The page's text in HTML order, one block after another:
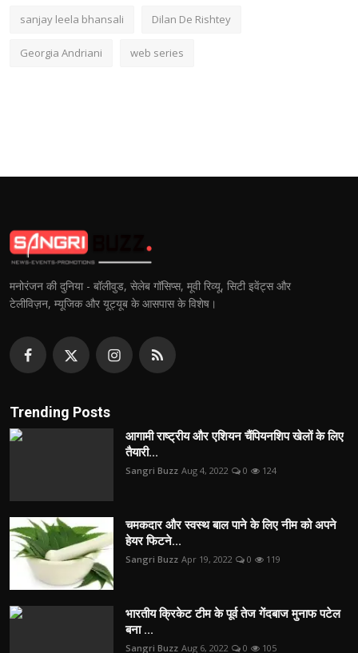
sanjay leela bhansali Dilan De Rishtey
Georgia Andriani web series
मनोरंजन की दुनिया - बॉलीवुड, सेलेब गॉसिप्स, मूवी रिव्यू, सिटी इवेंट्स और
टेलीविज़न, म्यूजिक और यूट्यूब के आसपास के विशेष।
Trending Posts
आगामी राष्ट्रीय और एशियन चैंपियनशिप खेलों के लिए
तैयारी...
Sangri Buzz Aug 4, 2022 0 124
चमकदार और स्वस्थ बाल पाने के लिए नीम को अपने
हेयर फिटने...
Sangri Buzz Apr 19, 2022 0 119
भारतीय क्रिकेट टीम के पूर्व तेज गेंदबाज मुनाफ पटेल
बना ...
Sangri Buzz Aug 6, 2022 0 105